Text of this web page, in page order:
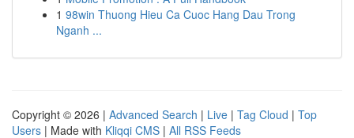
1 98win Thuong Hieu Ca Cuoc Hang Dau Trong
Nganh ...
Copyright © 2026 | Advanced Search | Live | Tag Cloud | Top
Users | Made with Kliqqi CMS | All RSS Feeds